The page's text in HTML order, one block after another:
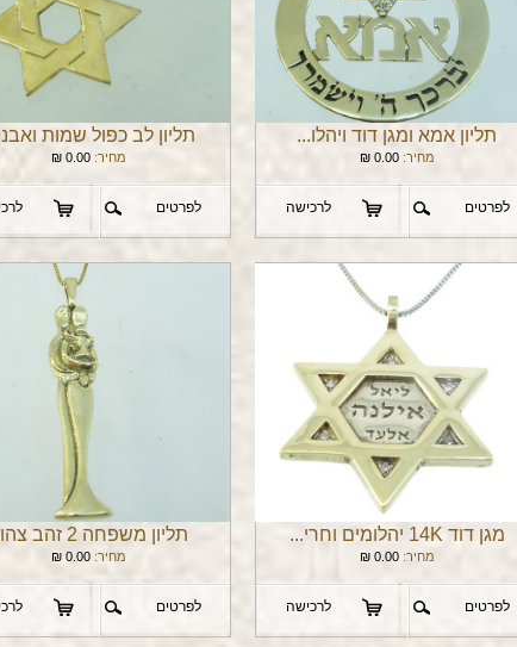
תליון אמא ומגן דוד ויהלו...
מחיר: 0.00
₪
לפרטים לרכישה
תליון לב כפול שמות
מחיר: 0.00
₪
לפרטים
מגן דוד 14K יהלומים וחרי...
מחיר: 0.00
₪
לפרטים לרכישה
תליון משפחה 2 זהב צהוב
מחיר: 0.00
₪
לפרטים